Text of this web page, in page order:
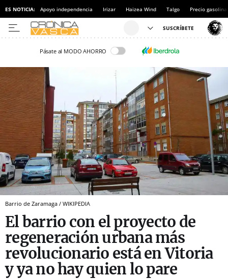
ES NOTICIA: Apoyo independencia Irizar Haizea Wind Talgo Precio gasolina
Pásate al MODO AHORRO
Barrio de Zaramaga / WIKIPEDIA
El barrio con el proyecto de
regeneración urbana más
revolucionario está en Vitoria
y ya no hay quien lo pare